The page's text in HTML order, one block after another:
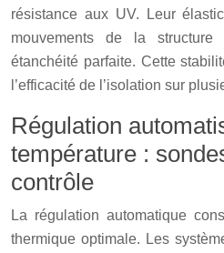
résistance aux UV. Leur
mouvements de la
étanchéité parfaite. Cette
l’efficacité de l’isolation sur
Régulation
température :
contrôle
La régulation automatique
thermique optimale. Les